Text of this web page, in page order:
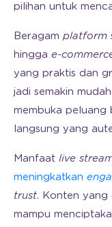
pilihan untuk
Beragam platform
hingga e-
yang praktis dan
jadi semakin
membuka peluang
langsung yang
Manfaat live
meningkatkan
trust. Konten yang
mampu